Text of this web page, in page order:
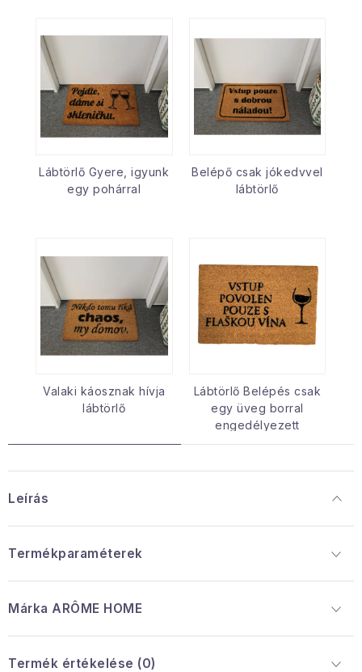
Lábtörlő Gyere, igyunk
egy pohárral
Belépő csak jókedvvel
lábtörlő
Valaki káosznak hívja
lábtörlő
Lábtörlő Belépés csak
egy üveg borral
engedélyezett
Leírás
Termékparaméterek
Márka ARÔME HOME
Termék értékelése (0)